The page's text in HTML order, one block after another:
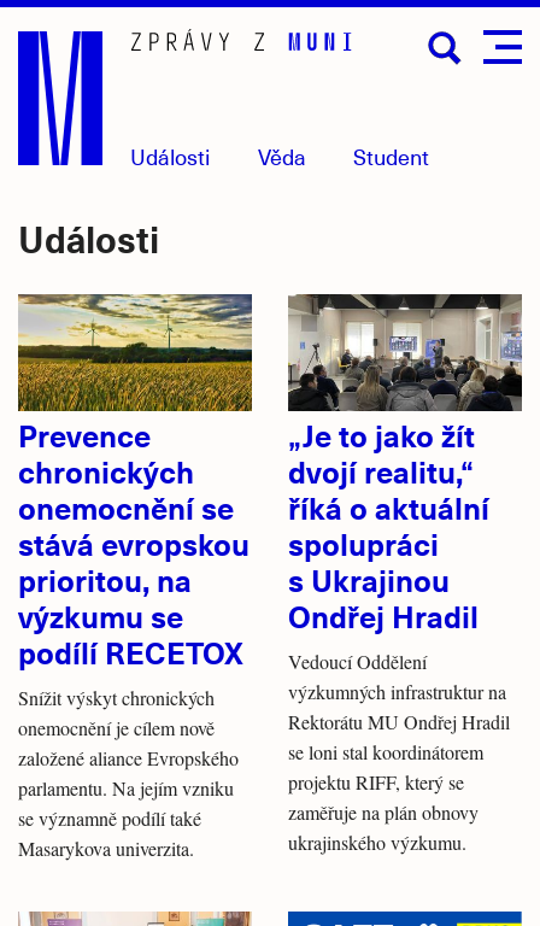
Přejít
hlavní
obsah
Události Věda Student
Události
Prevence
chronických
onemocnění se
stává evropskou
prioritou, na
výzkumu se
podílí RECETOX
Snížit výskyt chronických
onemocnění je cílem nově
založené aliance Evropského
parlamentu. Na jejím vzniku
se významně podílí také
Masarykova univerzita.
„Je to jako žít
dvojí realitu,“
říká o aktuální
spolupráci
s Ukrajinou
Ondřej Hradil
Vedoucí Oddělení
výzkumných infrastruktur na
Rektorátu MU Ondřej Hradil
se loni stal koordinátorem
projektu RIFF, který se
zaměřuje na plán obnovy
ukrajinského výzkumu.